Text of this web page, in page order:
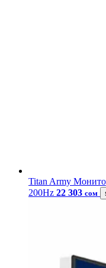
Titan Army
200Hz 22 303 сом